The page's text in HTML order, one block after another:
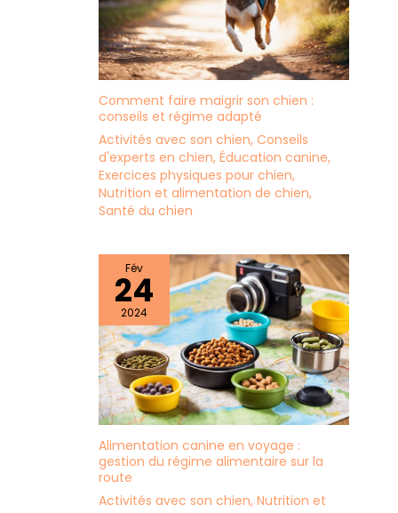
Comment faire maigrir son chien :
conseils et régime adapté
Activités avec son chien, Conseils
d'experts en chien, Éducation canine,
Exercices physiques pour chien,
Nutrition et alimentation de chien,
Santé du chien
Fév
24
2024
Alimentation canine en voyage :
gestion du régime alimentaire sur la
route
Activités avec son chien, Nutrition et